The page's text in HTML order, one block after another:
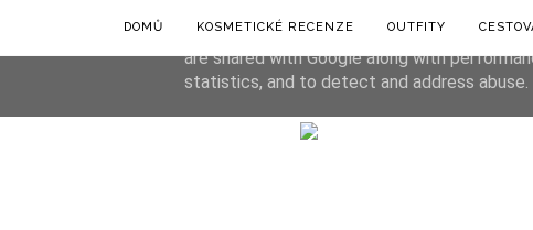
DOMŮ KOSMETICKÉ RECENZE OUTFITY
This site uses cookies from Google to
are shared with Google along with
statistics, and to detect and address abuse.